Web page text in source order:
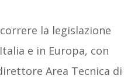
la legislazione
e in Europa, con
Area Tecnica di